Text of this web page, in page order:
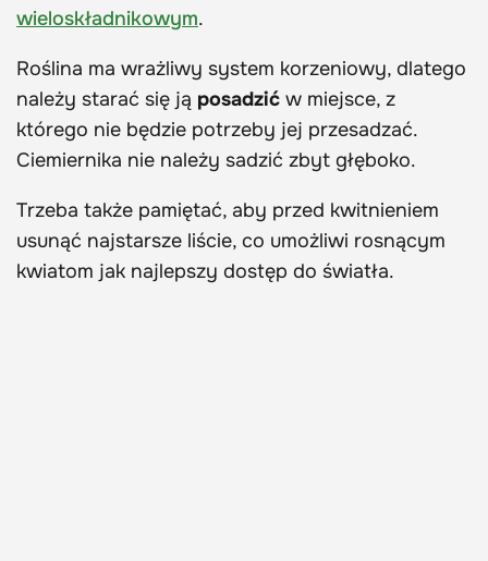
wieloskładnikowym.
Roślina ma wrażliwy system korzeniowy, dlatego
należy starać się ją posadzić w miejsce, z
którego nie będzie potrzeby jej przesadzać.
Ciemiernika nie należy sadzić zbyt głęboko.
Trzeba także pamiętać, aby przed kwitnieniem
usunąć najstarsze liście, co umożliwi rosnącym
kwiatom jak najlepszy dostęp do światła.